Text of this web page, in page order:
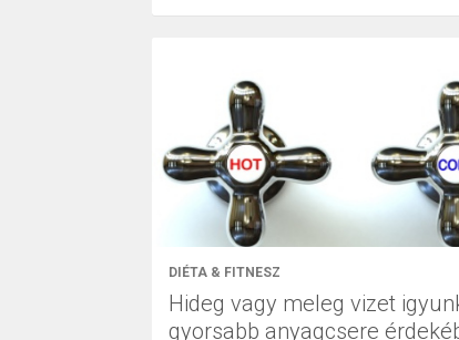
DIÉTA & FITNESZ
Hideg vagy meleg vizet
gyorsabb anyagcsere